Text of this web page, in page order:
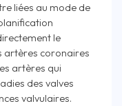
liées au mode de
le
artères coronaires
artères qui
des valves
valvulaires.